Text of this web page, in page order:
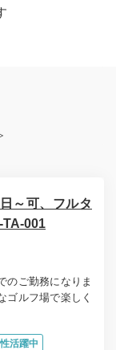
～可、フルタ
TA-001
のご勤務になりま
ゴルフ場で楽しく
活躍中